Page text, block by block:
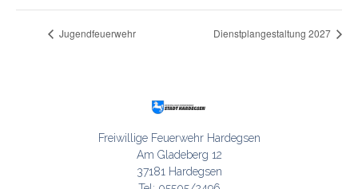
Jugendfeuerwehr Dienstplangestaltung 2027
Freiwillige Feuerwehr Hardegsen
Am Gladeberg 12
37181 Hardegsen